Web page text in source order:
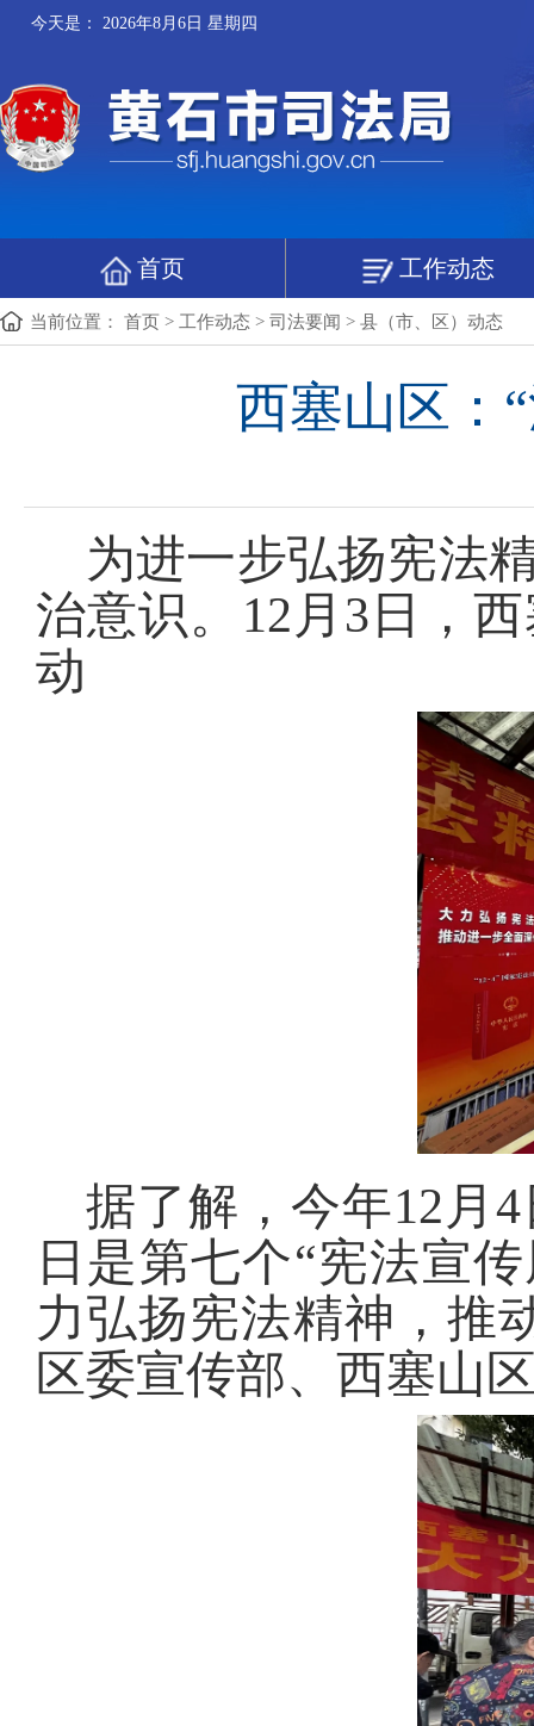
今天是： 2026年8月6日 星期四
首页 工作动态
当前位置： 首页 > 工作动态 > 司法要闻 > 县（市、区）动态
西塞山区：
为进一步弘扬宪法
治意识。12月3日，
动
据了解，今年12月
日是第七个“宪法宣
力弘扬宪法精神，推
区委宣传部、西塞山